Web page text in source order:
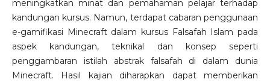
meningkatkan minat dan pemahaman pelajar terhadap
kandungan kursus. Namun, terdapat cabaran penggunaan
e-gamifikasi Minecraft dalam kursus Falsafah Islam pada
aspek kandungan, teknikal dan konsep seperti
penggambaran istilah abstrak falsafah di dalam dunia
Minecraft. Hasil kajian diharapkan dapat memberikan